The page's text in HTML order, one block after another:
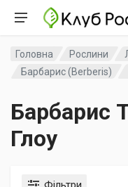
Головна Рослини
Барбарис (Berberis)
Барбарис
Глоу